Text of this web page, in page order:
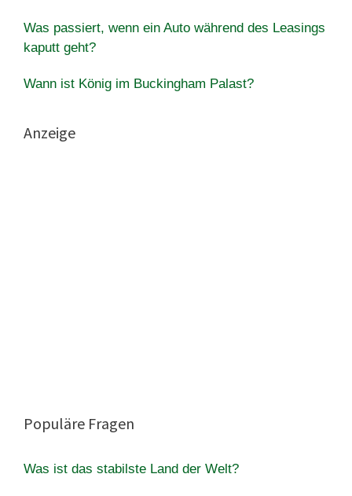
Was passiert, wenn ein Auto während des Leasings
kaputt geht?
Wann ist König im Buckingham Palast?
Anzeige
Populäre Fragen
Was ist das stabilste Land der Welt?